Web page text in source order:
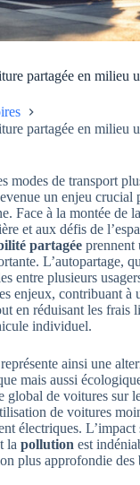
partagée en milieu
partagée en milieu
modes de transport
un enjeu crucial
Face à la montée de
et aux défis de
partagée prennent
L’autopartage,
entre plusieurs
enjeux, contribuant à
en réduisant les frais
individuel.
ainsi une
mais aussi
global de voitures sur
de voitures
électriques. L’impact
la pollution est
plus approfondie des